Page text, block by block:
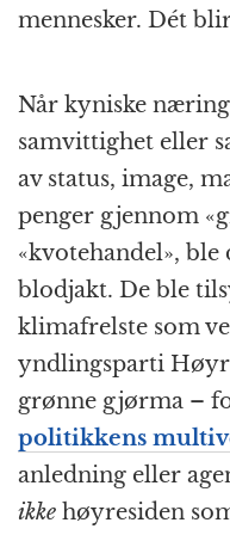
mennesker. Dét
Når kyniske
samvittighet eller
av status, image,
penger gjennom
«kvotehandel»,
blodjakt. De ble
klimafrelste som
yndlingsparti
grønne gjørma –
politikkens
anledning eller
ikke høyresiden